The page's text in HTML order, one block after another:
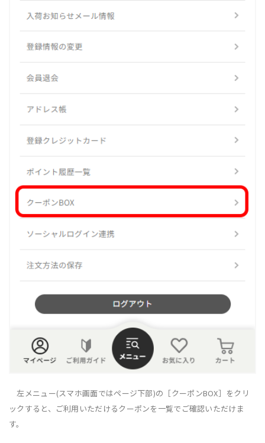
左メニュー(スマホ画面ではページ下部)の［クーポンBOX］をクリ
ックすると、ご利用いただけるクーポンを一覧でご確認いただけま
す。